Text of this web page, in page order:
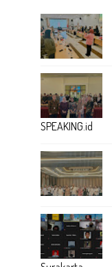
SPEAKING.id